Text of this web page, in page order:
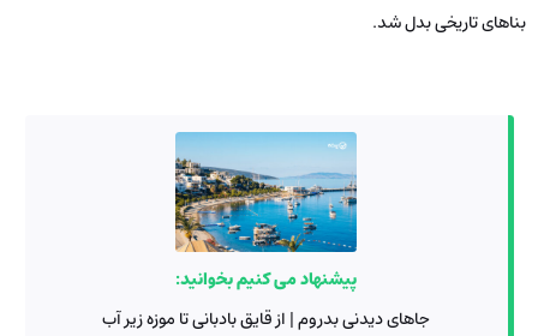
بناهای تاریخی بدل شد.
پیشنهاد می کنیم بخوانید:
جاهای دیدنی بدروم | از قایق بادبانی تا موزه زیر آب